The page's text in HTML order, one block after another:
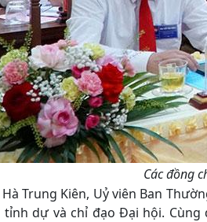
Các đồng
Trung Kiên, Uỷ viên Ban
tỉnh dự và chỉ đạo Đại hội.